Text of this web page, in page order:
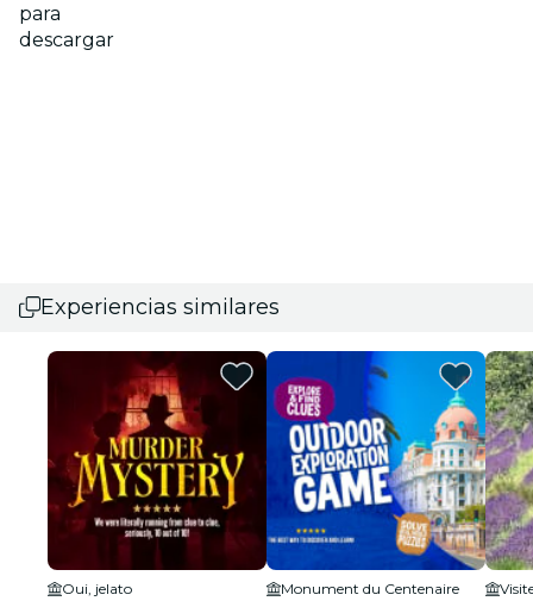
para
descargar
Experiencias similares
Oui, jelato
Monument du Centenaire